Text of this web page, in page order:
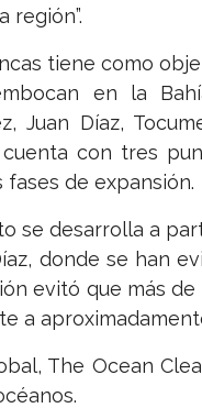
región”.
tiene como
en la
Juan Díaz,
con tres
fases de expansión.
se desarrolla a
donde se han
evitó que más de
a
The Ocean